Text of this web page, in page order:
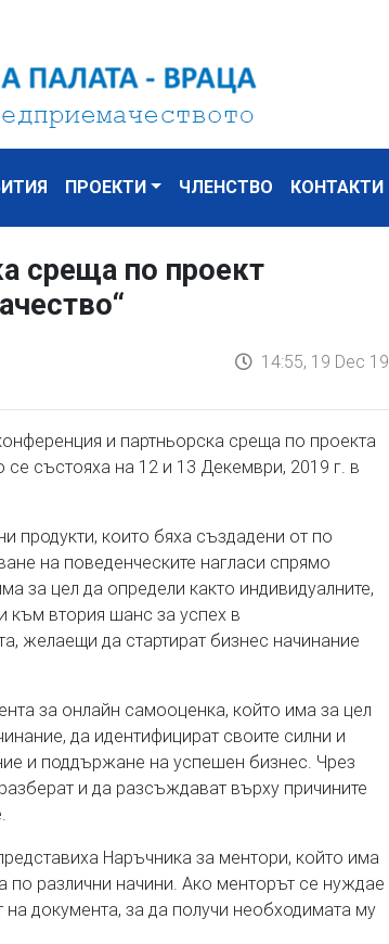
ПРОЕКТИ ЧЛЕНСТВО КОНТАКТИ
среща по проект
14:55, 19 Dec 19
и партньорска среща по проекта
се състояха на 12 и 13 Декември, 2019 г. в
продукти, които бяха създадени от по
на поведенческите нагласи спрямо
за цел да определи както индивидуалните,
към втория шанс за успех в
желаещи да стартират бизнес начинание
за онлайн самооценка, който има за цел
да идентифицират своите силни и
и поддържане на успешен бизнес. Чрез
и да разсъждават върху причините
Наръчника за ментори, който има
по различни начини. Ако менторът се нуждае
документа, за да получи необходимата му